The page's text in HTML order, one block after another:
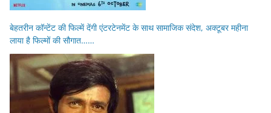
बेहतरीन कॉन्टेंट की फिल्में देंगी एंटरटेनमेंट के साथ सामाजिक संदेश, अक्टूबर महीना
लाया है फिल्मों की सौगात……